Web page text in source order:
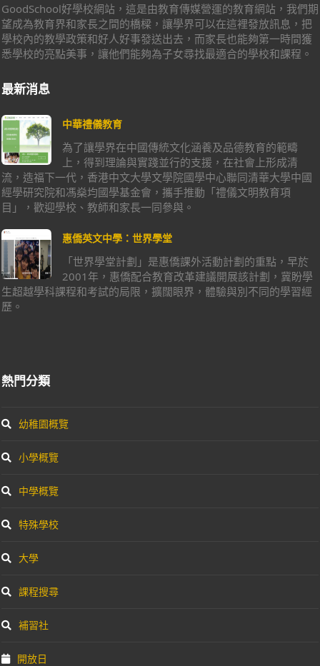
GoodSchool好學校網站，這是由教育傳媒營運的教育網站，我們期
望成為教育界和家長之間的橋樑，讓學界可以在這裡發放訊息，把
學校內的教學政策和好人好事發送出去，而家長也能夠第一時間獲
悉學校的亮點美事，讓他們能夠為子女尋找最適合的學校和課程。
最新消息
中華禮儀教育
為了讓學界在中國傳統文化涵養及品德教育的範疇
上，得到理論與實踐並行的支援，在社會上形成清
流，造福下一代，香港中文大學文學院國學中心聯同清華大學中國
經學研究院和馮燊均國學基金會，攜手推動「禮儀文明教育項
目」，歡迎學校、教師和家長一同參與。
惠僑英文中學：世界學堂
「世界學堂計劃」是惠僑課外活動計劃的重點，早於
2001年，惠僑配合教育改革建議開展該計劃，冀盼學
生超越學科課程和考試的局限，擴闊眼界，體驗與別不同的學習經
歷。
熱門分類
幼稚園概覽
小學概覽
中學概覽
特殊學校
大學
課程搜尋
補習社
開放日